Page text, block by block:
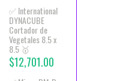
✅ International
DYNACUBE
Cortador de
Vegetales 8.5 x
8.5 🥇
$12,701.00